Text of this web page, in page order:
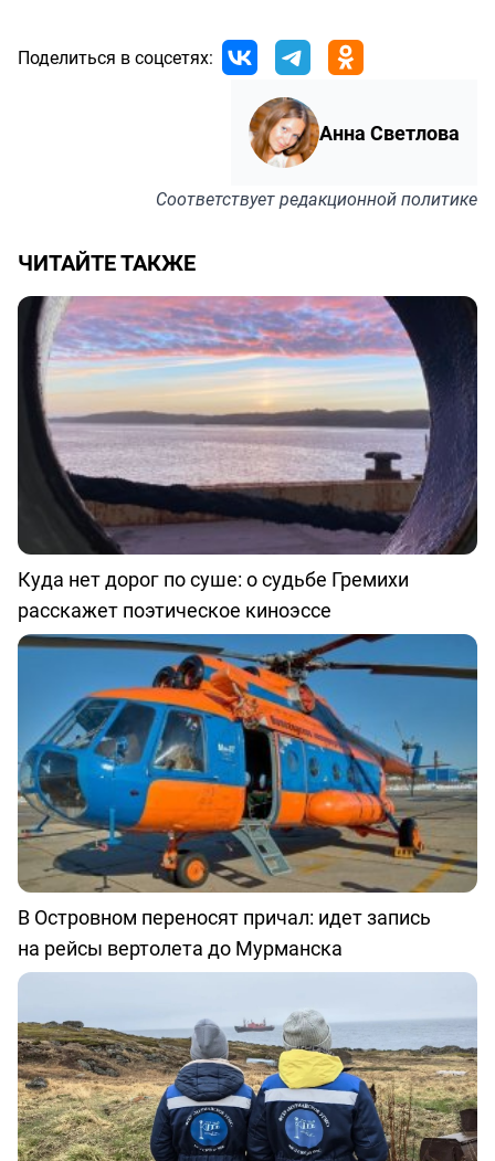
Поделиться в соцсетях:
Анна Светлова
Соответствуетредакционной политике
ЧИТАЙТЕ ТАКЖЕ
Куда нет дорог по суше: о судьбе Гремихи
расскажет поэтическое киноэссе
В Островном переносят причал: идет запись
на рейсы вертолета до Мурманска